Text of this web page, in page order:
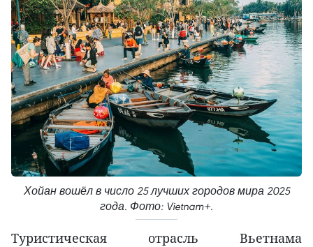
Хойан вошёл в число 25 лучших городов мира 2025
года. Фото: Vietnam+.
Туристическая отрасль Вьетнама